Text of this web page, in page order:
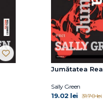
Jumătatea Rea
Sally Green
19.02 lei 31.70 lei